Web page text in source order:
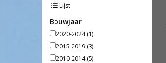
Lijst
Bouwjaar
2020-2024(1)
2015-2019 (3)
2010-2014(5)